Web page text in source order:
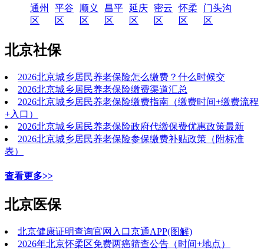
通州
区
平谷
区
顺义
区
昌平
区
延庆
区
密云
区
怀柔
区
门头沟
区
北京社保
2026北京城乡居民养老保险怎么缴费？什么时候交
2026北京城乡居民养老保险缴费渠道汇总
2026北京城乡居民养老保险缴费指南（缴费时间+缴费流程
+入口）
2026北京城乡居民养老保险政府代缴保费优惠政策最新
2026北京城乡居民养老保险参保缴费补贴政策（附标准
表）
查看更多>>
北京医保
北京健康证明查询官网入口京通APP(图解)
2026年北京怀柔区免费两癌筛查公告（时间+地点）